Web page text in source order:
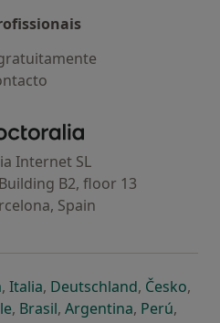
Doctoralia - Homepage
Internet SL
B2, floor 13
Spain
novo separador
abre num novo separador
, Italiaabre num novo
, Deutschlandabre num
, Česko,
separador
num novo separador
abre num novo separador
, Brasilabre num novo
, Argentinaabre num
, Perúabre
,